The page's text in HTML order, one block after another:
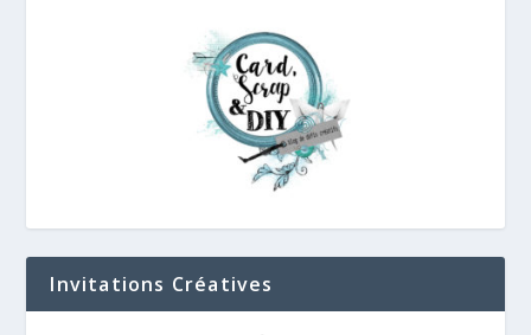
Invitations Créatives